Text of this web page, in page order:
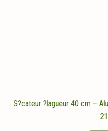
S?cateur ?lagueur 40 cm –